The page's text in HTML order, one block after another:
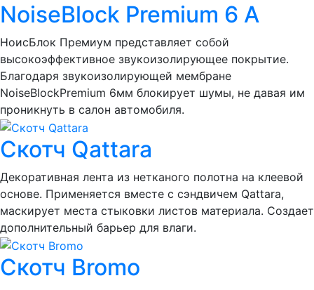
NoiseBlock Premium 6 A
НоисБлок Премиум представляет собой
высокоэффективное звукоизолирующее покрытие.
Благодаря звукоизолирующей мембране
NoiseBlockPremium 6мм блокирует шумы, не давая им
проникнуть в салон автомобиля.
Скотч Qattara
Декоративная лента из нетканого полотна на клеевой
основе. Применяется вместе с сэндвичем Qattara,
маскирует места стыковки листов материала. Создает
дополнительный барьер для влаги.
Скотч Bromo